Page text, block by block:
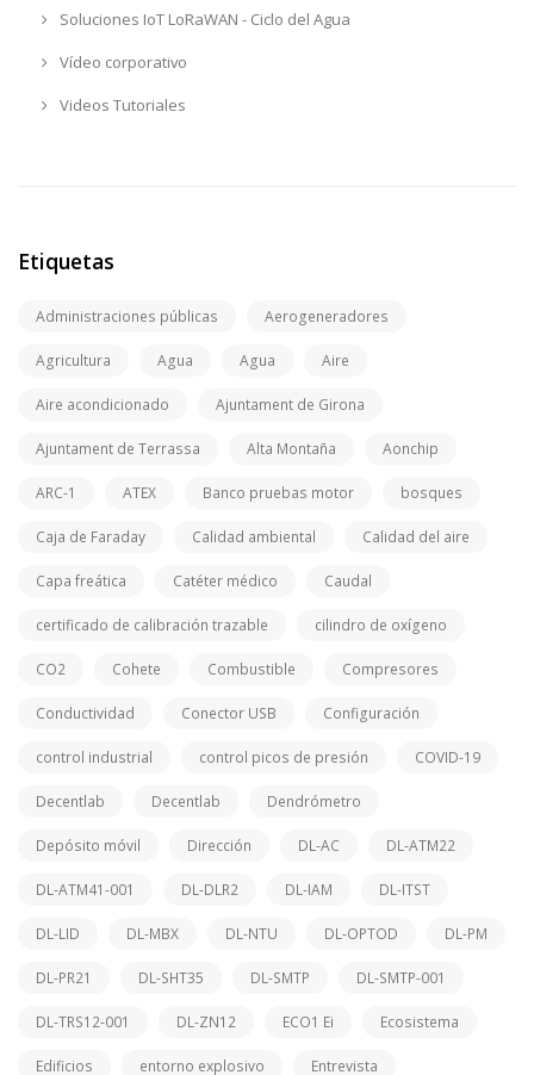
Soluciones IoT LoRaWAN - Ciclo del Agua
Vídeo corporativo
Videos Tutoriales
Etiquetas
Administraciones públicas Aerogeneradores
Agricultura Agua Agua Aire
Aire acondicionado Ajuntament de Girona
Ajuntament de Terrassa Alta Montaña Aonchip
ARC-1 ATEX Banco pruebas motor bosques
Caja de Faraday Calidad ambiental Calidad del aire
Capa freática Catéter médico Caudal
certificado de calibración trazable cilindro de oxígeno
CO2 Cohete Combustible Compresores
Conductividad Conector USB Configuración
control industrial control picos de presión COVID-19
Decentlab Decentlab Dendrómetro
Depósito móvil Dirección DL-AC DL-ATM22
DL-ATM41-001 DL-DLR2 DL-IAM DL-ITST
DL-LID DL-MBX DL-NTU DL-OPTOD DL-PM
DL-PR21 DL-SHT35 DL-SMTP DL-SMTP-001
DL-TRS12-001 DL-ZN12 ECO1 Ei Ecosistema
Edificios entorno explosivo Entrevista